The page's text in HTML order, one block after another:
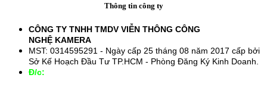
Thông tin công ty
CÔNG TY TNHH TMDV VIỄN THÔNG CÔNG
NGHỆ KAMERA
MST: 0314595291 - Ngày cấp 25 tháng 08 năm 2017 cấp bởi
Sở Kế Hoạch Đầu Tư TP.HCM - Phòng Đăng Ký Kinh Doanh.
Đ/c: